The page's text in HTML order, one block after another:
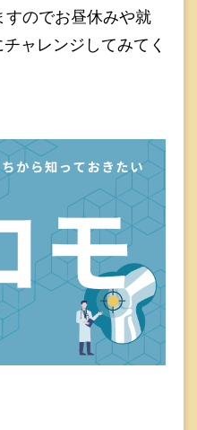
すのでお昼休みや就
ャレンジしてみてく